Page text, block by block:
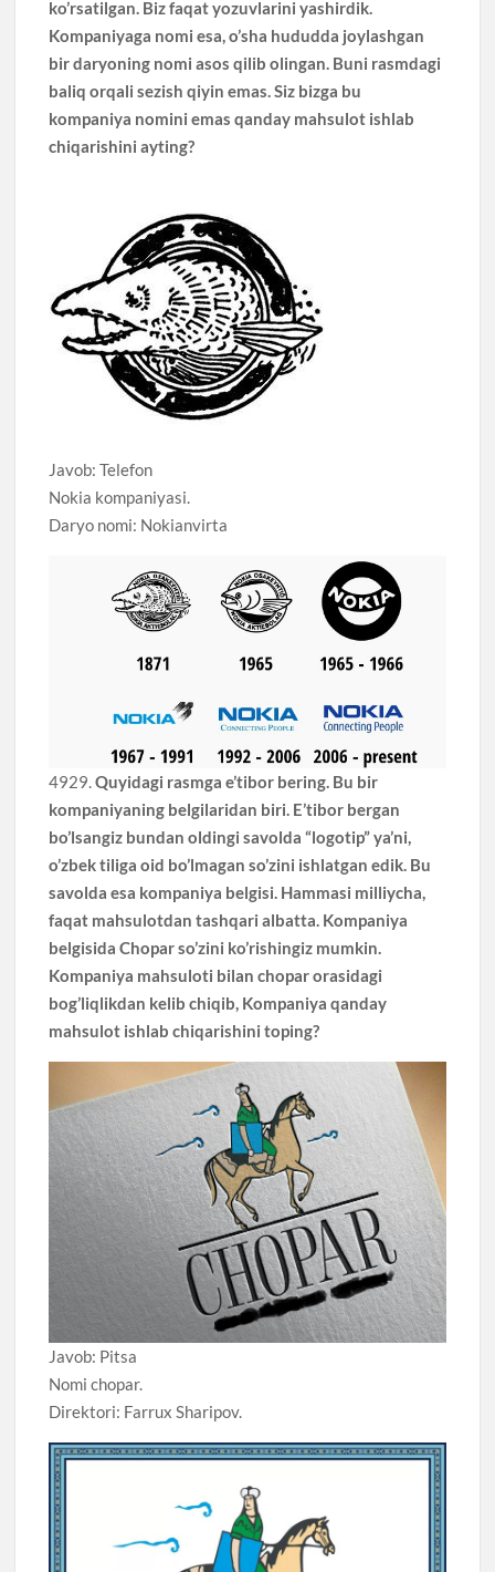
ko’rsatilgan. Biz faqat yozuvlarini yashirdik.
Kompaniyaga nomi esa, o’sha hududda joylashgan
bir daryoning nomi asos qilib olingan. Buni rasmdagi
baliq orqali sezish qiyin emas. Siz bizga bu
kompaniya nomini emas qanday mahsulot ishlab
chiqarishini ayting?
Javob: Telefon
Nokia kompaniyasi.
Daryo nomi: Nokianvirta
4929.Quyidagi rasmga e’tibor bering. Bu bir
kompaniyaning belgilaridan biri. E’tibor bergan
bo’lsangiz bundan oldingi savolda “logotip” ya’ni,
o’zbek tiliga oid bo’lmagan so’zini ishlatgan edik. Bu
savolda esa kompaniya belgisi. Hammasi milliycha,
faqat mahsulotdan tashqari albatta. Kompaniya
belgisida Chopar so’zini ko’rishingiz mumkin.
Kompaniya mahsuloti bilan chopar orasidagi
bog’liqlikdan kelib chiqib, Kompaniya qanday
mahsulot ishlab chiqarishini toping?
Javob: Pitsa
Nomi chopar.
Direktori: Farrux Sharipov.